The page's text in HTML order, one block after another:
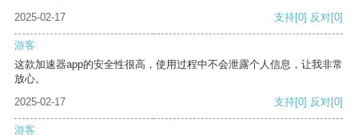
2025-02-17
支持[0] 反对[0]
游客
这款加速器app的安全性很高，使用过程中不会泄露个人信息，让我非常
放心。
2025-02-17
支持[0] 反对[0]
游客